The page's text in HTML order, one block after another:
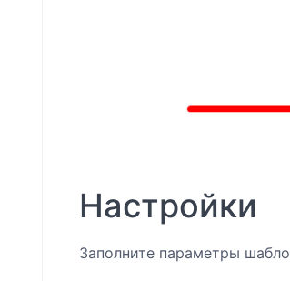
Настройки
Заполните параметры